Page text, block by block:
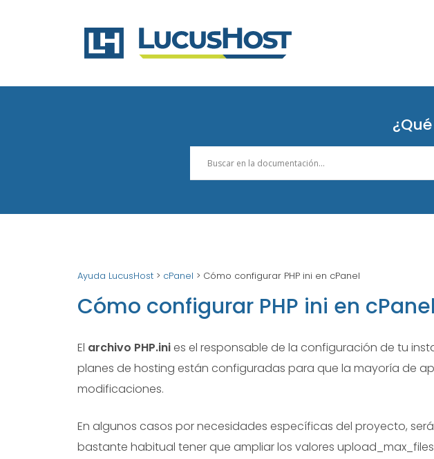
Ayuda LucusHost > cPanel > Cómo configurar PHP ini en cPanel
Cómo configurar PHP ini en cPanel
El archivo PHP.ini es el responsable de la configuración de tu
planes de hosting están configuradas para que la mayoría de
modificaciones.
En algunos casos por necesidades específicas del proyecto,
bastante habitual tener que ampliar los valores